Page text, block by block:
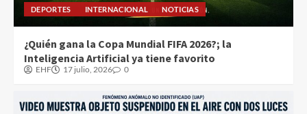
DEPORTES INTERNACIONAL NOTICIAS
¿Quién gana la Copa Mundial FIFA 2026?; la
Inteligencia Artificial ya tiene favorito
EHF 17 julio, 2026 0